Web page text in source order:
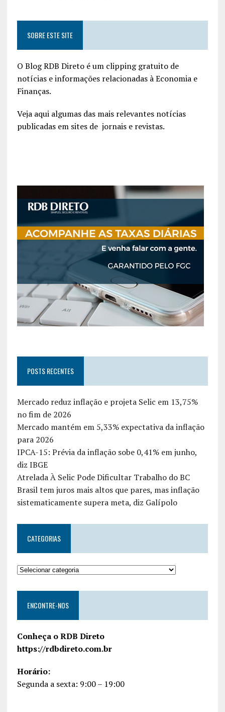
SOBRE ESTE SITE
O Blog RDB Direto é um clipping gratuito de
notícias e informações relacionadas à Economia e
Finanças.
Veja aqui algumas das mais relevantes notícias
publicadas em sites de jornais e revistas.
POSTS RECENTES
Mercado reduz inflação e projeta Selic em 13,75%
no fim de 2026
Mercado mantém em 5,33% expectativa da inflação
para 2026
IPCA-15: Prévia da inflação sobe 0,41% em junho,
diz IBGE
Atrelada À Selic Pode Dificultar Trabalho do BC
Brasil tem juros mais altos que pares, mas inflação
sistematicamente supera meta, diz Galípolo
CATEGORIAS
ENCONTRE-NOS
Conheça o RDB Direto
https://rdbdireto.com.br
Horário:
Segunda a sexta: 9:00 – 19:00